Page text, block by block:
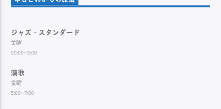
ジャズ・スタンダード
金曜
00:00~5:00
演歌
金曜
5:00~7:00